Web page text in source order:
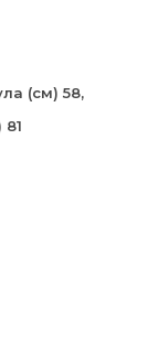
(см) 58,